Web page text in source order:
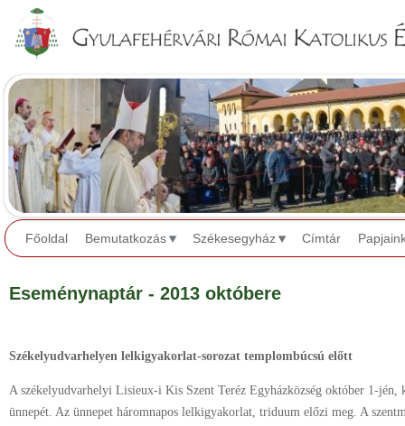
Főoldal Bemutatkozás Székesegyház Címtár
Eseménynaptár - 2013 októbere
Székelyudvarhelyen lelkigyakorlat-sorozat templombúcsú előtt
A székelyudvarhelyi Lisieux-i Kis Szent Teréz Egyházközség október 1-jén,
ünnepét. Az ünnepet háromnapos lelkigyakorlat, triduum előzi meg. A